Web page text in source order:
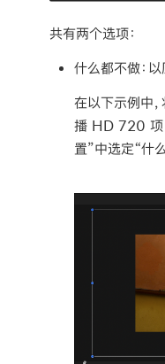
共有两个选项：
什么都不做： 以
在以下示例中，
播 HD 720 项
置”中选定“什